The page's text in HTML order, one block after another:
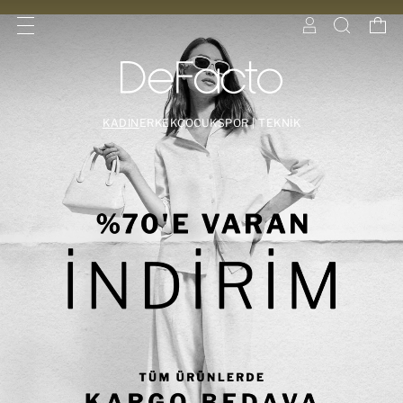
KADIN ERKEKÇOCUKSPOR | TEKNİK